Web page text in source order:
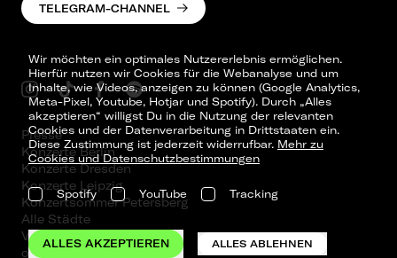
Wir möchten ein optimales Nutzererlebnis ermöglichen.
Hierfür nutzen wir Cookies für die Webanalyse und um
Inhalte, wie Videos, anzeigen zu können (Google Analytics,
Meta-Pixel, Youtube, Hotjar und Spotify). Durch „Alles
akzeptieren“ willigst Du in die Nutzung der relevanten
Cookies und der Datenverarbeitung in Drittstaaten ein.
Diese Zustimmung ist jederzeit widerrufbar. Mehr zu
Cookies und Datenschutzbestimmungen
Spotify YouTube Tracking
ALLES AKZEPTIEREN ALLES ABLEHNEN
TELEGRAM-CHANNEL
Presse
Konzerte Berlin
Konzerte Dresden
Konzerte Leipzig
Konzertsommer Petersberg
Alle Städte
Vergangene Shows
o_team